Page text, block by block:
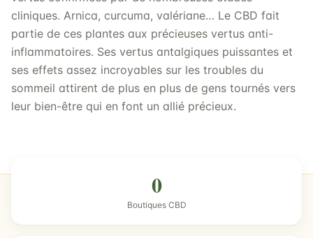
cliniques. Arnica, curcuma, valériane… Le CBD fait
partie de ces plantes aux précieuses vertus anti-
inflammatoires. Ses vertus antalgiques puissantes et
ses effets assez incroyables sur les troubles du
sommeil attirent de plus en plus de gens tournés vers
leur bien-être qui en font un allié précieux.
0
Boutiques CBD